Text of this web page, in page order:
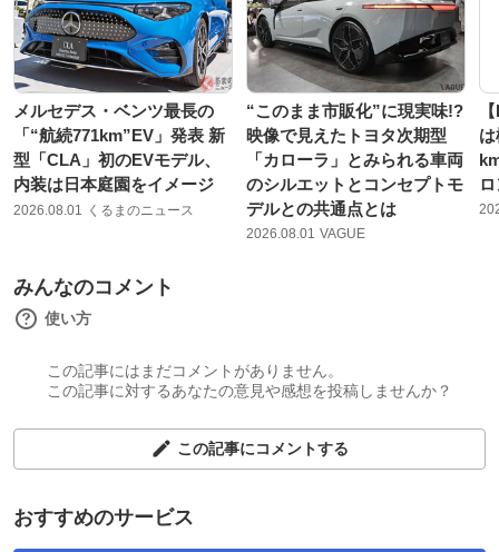
メルセデス・ベンツ最長の
「“航続771km”EV」発表 新
型「CLA」初のEVモデル、
内装は日本庭園をイメージ
2026.08.01 くるまのニュース
“このまま市販化”に現実味!?
映像で見えたトヨタ次期型
「カローラ」とみられる車両
のシルエットとコンセプトモ
デルとの共通点とは
2026.08.01 VAGUE
みんなのコメント
使い方
この記事にはまだコメントがありません。
この記事に対するあなたの意見や感想を投稿しませんか？
この記事にコメントする
おすすめのサービス